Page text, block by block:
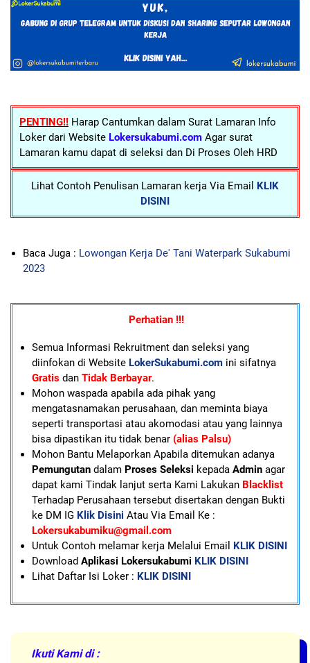
PENTING!! Harap Cantumkan dalam Surat Lamaran Info
Loker dari Website Lokersukabumi.com Agar surat
Lamaran kamu dapat di seleksi dan Di Proses Oleh HRD
Lihat Contoh Penulisan Lamaran kerja Via Email KLIK
DISINI
Baca Juga : Lowongan Kerja De' Tani Waterpark Sukabumi
2023
Perhatian !!!
Semua Informasi Rekruitment dan seleksi yang
diinfokan di Website LokerSukabumi.comini sifatnya
Gratisdan Tidak Berbayar.
Mohon waspada apabila ada pihak yang
mengatasnamakan perusahaan, dan meminta biaya
seperti transportasi atau akomodasi atau yang lainnya
bisa dipastikan itu tidak benar (alias Palsu)
Mohon Bantu Melaporkan Apabila ditemukan adanya
Pemungutandalam Proses Seleksi kepada Adminagar
dapat kami Tindak lanjut serta Kami LakukanBlacklist
Terhadap Perusahaan tersebut disertakan dengan Bukti
ke DM IG Klik Disini Atau Via Email Ke :
Lokersukabumiku@gmail.com
Untuk Contoh melamar kerja Melalui Email KLIK DISINI
Download Aplikasi Lokersukabumi KLIK DISINI
Lihat Daftar Isi Loker : KLIK DISINI
Ikuti Kami di :